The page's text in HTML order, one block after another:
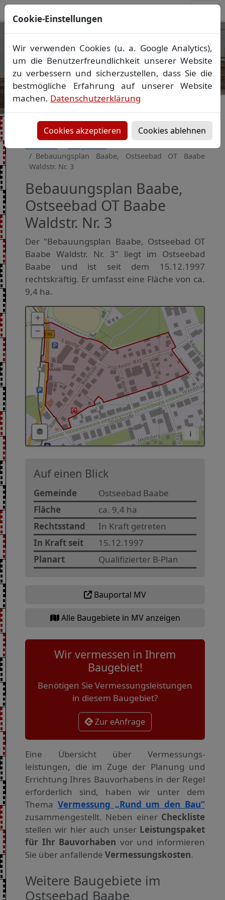
Ihr Vermessungsbüro in
Mecklenburg-Vorpommern
Wir vermessen Ihr Grundstück
Lageplan Absteckung▪Bauvermessung ▪
Gebäudeeinmessung
Grenzfeststellung▪Amtliche Auskünfte und
Vorheriges Bild
Bebauungsplan Baabe, Ostseebad OT Baabe
Waldstr. Nr. 3
Bebauungsplan Baabe,
Ostseebad OT Baabe
Waldstr. Nr. 3
Der "Bebauungsplan Baabe, Ostseebad OT
Baabe Waldstr. Nr. 3" liegt im Ostseebad
Baabe und ist seit dem 15.12.1997
rechtskräftig. Er umfasst eine Fläche von ca.
9,4 ha.
i
Auf einen Blick
Gemeinde
Ostseebad Baabe
Fläche
ca. 9,4 ha
Rechtsstand
In Kraft getreten
In Kraft seit
15.12.1997
Planart
Qualifizierter B-Plan
Bauportal MV
Alle Baugebiete in MV anzeigen
Wir vermessen in Ihrem
Baugebiet!
Benötigen Sie Vermessungsleistungen
in diesem Baugebiet?
Zur eAnfrage
Eine Übersicht über Vermessungs­
leistungen, die im Zuge der Planung und
Errichtung Ihres Bauvorhabens in der Regel
erforderlich sind, haben wir unter dem
Thema Vermessung „Rund um den Bau“
zusammengestellt. Neben einer Checkliste
stellen wir hier auch unser Leistungspaket
für Ihr Bauvorhaben vor und informieren
Sie über anfallende Vermessungskosten.
Weitere Baugebiete im
Ostseebad Baabe
Cookie-Einstellungen
Wir verwenden Cookies (u. a. Google Analytics),
um die Benutzerfreundlichkeit unserer Website
zu verbessern und sicherzustellen, dass Sie die
bestmögliche Erfahrung auf unserer Website
machen. Datenschutzerklärung
Cookies akzeptieren Cookies ablehnen